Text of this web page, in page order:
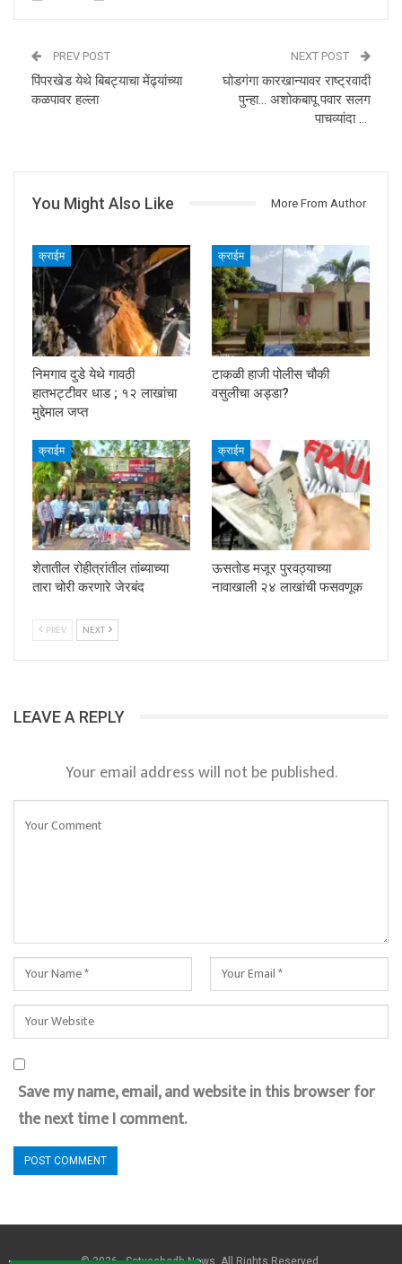
PREV POST
पिंपरखेड येथे बिबट्याचा मेंढ्यांच्या
कळपावर हल्ला
NEXT POST
घोडगंगा कारखान्यावर राष्ट्रवादी
पुन्हा… अशोकबापू पवार सलग
पाचव्यांदा …
You Might Also Like More From Author
क्राईम
निमगाव दुडे येथे गावठी
हातभट्टीवर धाड ; १२ लाखांचा
मुद्देमाल जप्त
क्राईम
टाकळी हाजी पोलीस चौकी
वसुलीचा अड्डा?
क्राईम
शेतातील रोहीत्रांतील तांब्याच्या
तारा चोरी करणारे जेरबंद
क्राईम
ऊसतोड मजूर पुरवठ्याच्या
नावाखाली २४ लाखांची फसवणूक
PREV NEXT
LEAVE A REPLY
Your email address will not be published.
Save my name, email, and website in this browser for
the next time I comment.
© 2026 - Satyashodh News. All Rights Reserved.